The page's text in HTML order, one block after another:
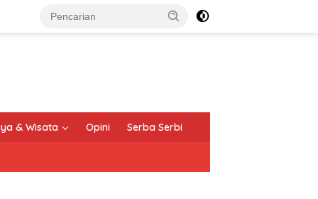
& Wisata Opini Serba Serbi